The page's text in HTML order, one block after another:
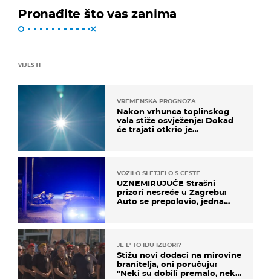
Pronađite što vas zanima
VIJESTI
VREMENSKA PROGNOZA
Nakon vrhunca toplinskog
vala stiže osvježenje: Dokad
će trajati otkrio je
VOZILO SLETJELO S CESTE
UZNEMIRUJUĆE Strašni
prizori nesreće u Zagrebu:
Auto se prepolovio, jedna
JE L' TO IDU IZBORI?
Stižu novi dodaci na mirovine
branitelja, oni poručuju:
"Neki su dobili premalo, neki